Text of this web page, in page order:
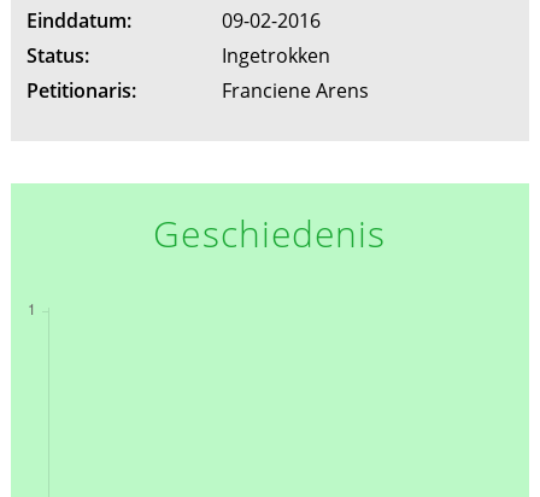
Einddatum:
09-02-2016
Status:
Ingetrokken
Petitionaris:
Franciene Arens
Geschiedenis